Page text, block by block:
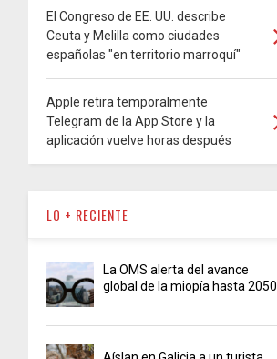
El Congreso de EE. UU. describe
Ceuta y Melilla como ciudades
españolas "en territorio marroquí"
Apple retira temporalmente
Telegram de la App Store y la
aplicación vuelve horas después
LO + RECIENTE
La OMS alerta del avance
global de la miopía hasta 2050